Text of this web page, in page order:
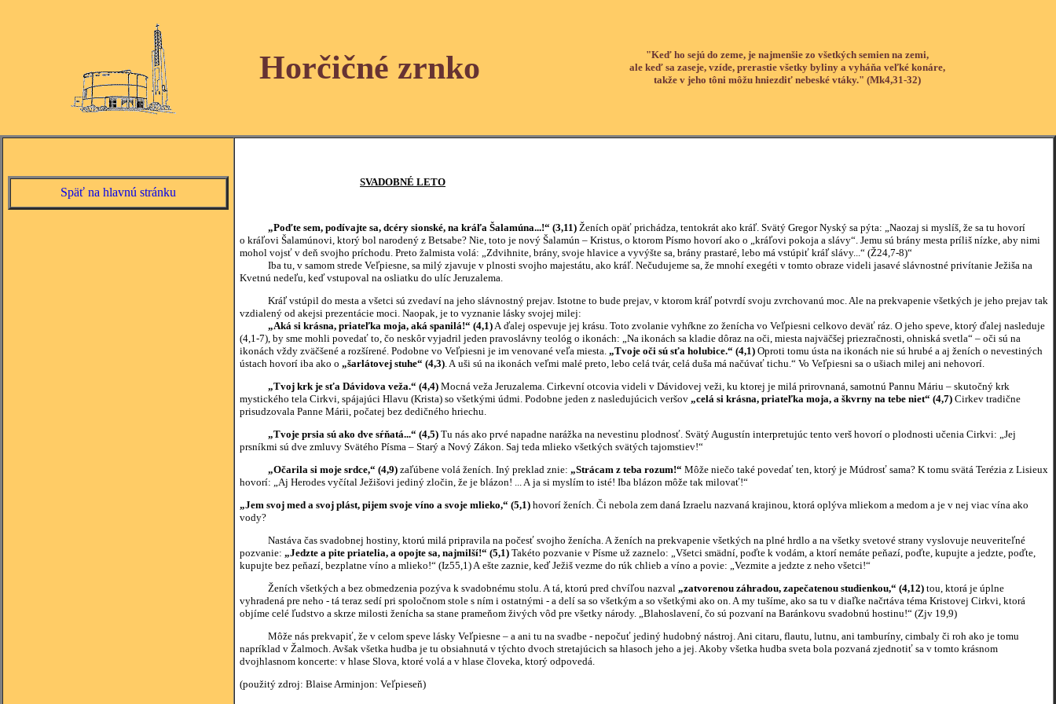
Horčičné zrnko
"Keď ho sejú do zeme, je najmenšie zo všetkých semien na zemi,
ale keď sa zaseje, vzíde, prerastie všetky byliny a vyháňa veľké konáre,
takže v jeho tôni môžu hniezdiť nebeské vtáky." (Mk4,31-32)
Späť na hlavnú stránku
SVADOBNÉ LETO
„Poďte sem, podívajte sa, dcéry sionské, na kráľa Šalamúna...!“ (3,11) Ženích opäť prichádza, tentokrát ako kráľ. Svätý Gregor Nyský sa pýta: „Naozaj si myslíš, že sa tu hovorí
o kráľovi Šalamúnovi, ktorý bol narodený z Betsabe? Nie, toto je nový Šalamún – Kristus, o ktorom Písmo hovorí ako o „kráľovi pokoja a slávy“. Jemu sú brány mesta príliš nízke, aby nimi
mohol vojsť v deň svojho príchodu. Preto žalmista volá: „Zdvihnite, brány, svoje hlavice a vyvýšte sa, brány prastaré, lebo má vstúpiť kráľ slávy...“ (Ž24,7-8)“
Iba tu, v samom strede Veľpiesne, sa milý zjavuje v plnosti svojho majestátu, ako kráľ. Nečudujeme sa, že mnohí exegéti v tomto obraze videli jasavé slávnostné privítanie Ježiša na
Kvetnú nedeľu, keď vstupoval na osliatku do ulíc Jeruzalema.
Kráľ vstúpil do mesta a všetci sú zvedaví na jeho slávnostný prejav. Istotne to bude prejav, v ktorom kráľ potvrdí svoju zvrchovanú moc. Ale na prekvapenie všetkých je jeho prejav tak
vzdialený od akejsi prezentácie moci. Naopak, je to vyznanie lásky svojej milej:
„Aká si krásna, priateľka moja, aká spanilá!“ (4,1)A ďalej ospevuje jej krásu. Toto zvolanie vyhŕkne zo ženícha vo Veľpiesni celkovo deväť ráz. O jeho speve, ktorý ďalej nasleduje
(4,1-7), by sme mohli povedať to, čo neskôr vyjadril jeden pravoslávny teológ o ikonách: „Na ikonách sa kladie dôraz na oči, miesta najväčšej priezračnosti, ohniská svetla“ – oči sú na
ikonách vždy zväčšené a rozšírené. Podobne vo Veľpiesni je im venované veľa miesta. „Tvoje oči sú sťa holubice.“ (4,1) Oproti tomu ústa na ikonách nie sú hrubé a aj ženích o nevestiných
ústach hovorí iba ako o „šarlátovej stuhe“ (4,3). A uši sú na ikonách veľmi malé preto, lebo celá tvár, celá duša má načúvať tichu.“ Vo Veľpiesni sa o ušiach milej ani nehovorí.
„Tvoj krk je sťa Dávidova veža.“ (4,4) Mocná veža Jeruzalema. Cirkevní otcovia videli v Dávidovej veži, ku ktorej je milá prirovnaná, samotnú Pannu Máriu – skutočný krk
mystického tela Cirkvi, spájajúci Hlavu (Krista) so všetkými údmi. Podobne jeden z nasledujúcich veršov „celá si krásna, priateľka moja, a škvrny na tebe niet“ (4,7) Cirkev tradične
prisudzovala Panne Márii, počatej bez dedičného hriechu.
„Tvoje prsia sú ako dve sŕňatá...“ (4,5) Tu nás ako prvé napadne narážka na nevestinu plodnosť. Svätý Augustín interpretujúc tento verš hovorí o plodnosti učenia Cirkvi: „Jej
prsníkmi sú dve zmluvy Svätého Písma – Starý a Nový Zákon. Saj teda mlieko všetkých svätých tajomstiev!“
„Očarila si moje srdce,“ (4,9) zaľúbene volá ženích. Iný preklad znie: „Strácam z teba rozum!“ Môže niečo také povedať ten, ktorý je Múdrosť sama? K tomu svätá Terézia z Lisieux
hovorí: „Aj Herodes vyčítal Ježišovi jediný zločin, že je blázon! ... A ja si myslím to isté! Iba blázon môže tak milovať!“
„Jem svoj med a svoj plást, pijem svoje víno a svoje mlieko,“ (5,1) hovorí ženích. Či nebola zem daná Izraelu nazvaná krajinou, ktorá oplýva mliekom a medom a je v nej viac vína ako
vody?
Nastáva čas svadobnej hostiny, ktorú milá pripravila na počesť svojho ženícha. A ženích na prekvapenie všetkých na plné hrdlo a na všetky svetové strany vyslovuje neuveriteľné
pozvanie: „Jedzte a pite priatelia, a opojte sa, najmilší!“ (5,1) Takéto pozvanie v Písme už zaznelo: „Všetci smädní, poďte k vodám, a ktorí nemáte peňazí, poďte, kupujte a jedzte, poďte,
kupujte bez peňazí, bezplatne víno a mlieko!“ (Iz55,1) A ešte zaznie, keď Ježiš vezme do rúk chlieb a víno a povie: „Vezmite a jedzte z neho všetci!“
Ženích všetkých a bez obmedzenia pozýva k svadobnému stolu. A tá, ktorú pred chvíľou nazval „zatvorenou záhradou, zapečatenou studienkou,“ (4,12) tou, ktorá je úplne
vyhradená pre neho - tá teraz sedí pri spoločnom stole s ním i ostatnými - a delí sa so všetkým a so všetkými ako on. A my tušíme, ako sa tu v diaľke načrtáva téma Kristovej Cirkvi, ktorá
objíme celé ľudstvo a skrze milosti ženícha sa stane prameňom živých vôd pre všetky národy. „Blahoslavení, čo sú pozvaní na Baránkovu svadobnú hostinu!“ (Zjv 19,9)
Môže nás prekvapiť, že v celom speve lásky Veľpiesne – a ani tu na svadbe - nepočuť jediný hudobný nástroj. Ani citaru, flautu, lutnu, ani tamburíny, cimbaly či roh ako je tomu
napríklad v Žalmoch. Avšak všetka hudba je tu obsiahnutá v týchto dvoch stretajúcich sa hlasoch jeho a jej. Akoby všetka hudba sveta bola pozvaná zjednotiť sa v tomto krásnom
dvojhlasnom koncerte: v hlase Slova, ktoré volá a v hlase človeka, ktorý odpovedá.
(použitý zdroj: Blaise Arminjon: Veľpieseň)